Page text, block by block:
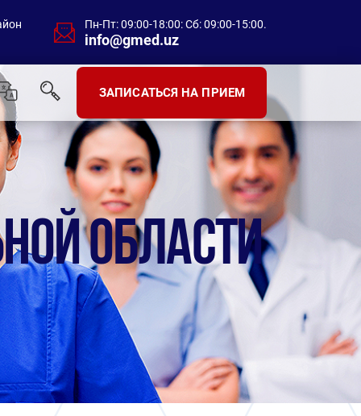
Пн-Пт: 09:00-18:00: Сб: 09:00-15:00.
info@gmed.uz
ЗАПИСАТЬСЯ НА ПРИЕМ
ОБЛАСТИ